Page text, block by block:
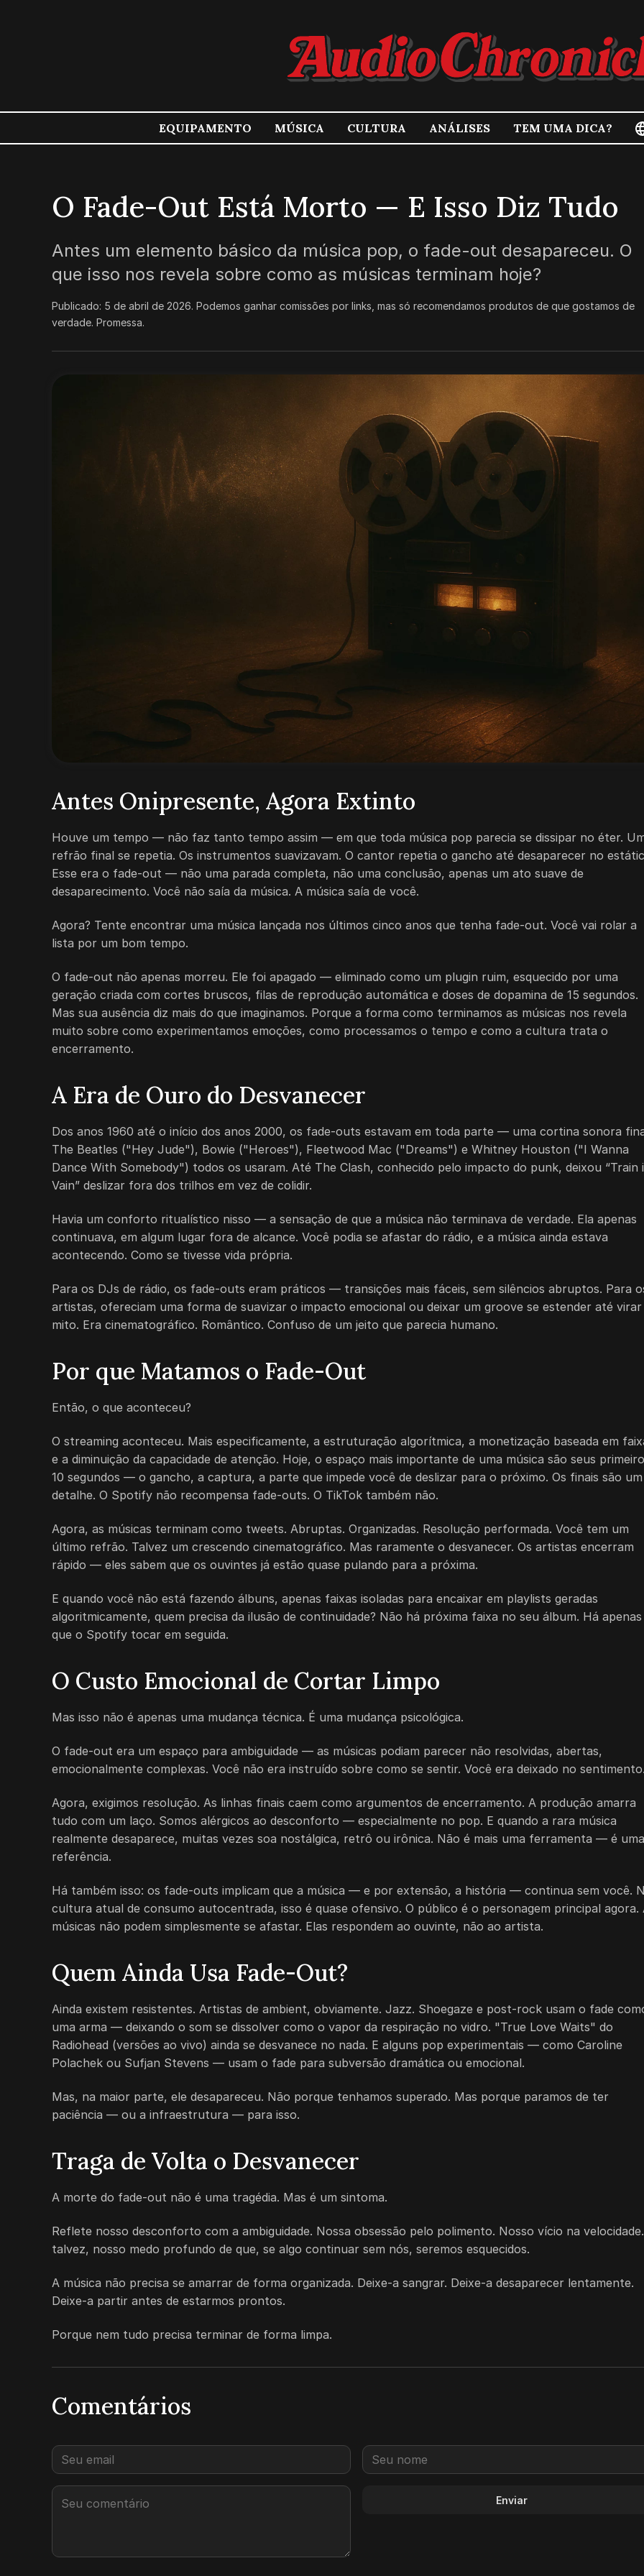
EQUIPAMENTO MÚSICA CULTURA ANÁLISES TEM UMA DICA?
O Fade-Out Está Morto — E Isso Diz Tudo
Antes um elemento básico da música pop, o fade-out desapareceu. O
que isso nos revela sobre como as músicas terminam hoje?
Publicado: 5 de abril de 2026. Podemos ganhar comissões por links, mas só recomendamos produtos de que gostamos de
verdade. Promessa.
Antes Onipresente, Agora Extinto
Houve um tempo — não faz tanto tempo assim — em que toda música pop parecia se dissipar no éter.
refrão final se repetia. Os instrumentos suavizavam. O cantor repetia o gancho até desaparecer no
Esse era o fade-out — não uma parada completa, não uma conclusão, apenas um ato suave de
desaparecimento. Você não saía da música. A música saía de você.
Agora? Tente encontrar uma música lançada nos últimos cinco anos que tenha fade-out. Você vai rolar a
lista por um bom tempo.
O fade-out não apenas morreu. Ele foi apagado — eliminado como um plugin ruim, esquecido por uma
geração criada com cortes bruscos, filas de reprodução automática e doses de dopamina de 15 segundos.
Mas sua ausência diz mais do que imaginamos. Porque a forma como terminamos as músicas nos revela
muito sobre como experimentamos emoções, como processamos o tempo e como a cultura trata o
encerramento.
A Era de Ouro do Desvanecer
Dos anos 1960 até o início dos anos 2000, os fade-outs estavam em toda parte — uma cortina sonora
The Beatles ("Hey Jude"), Bowie ("Heroes"), Fleetwood Mac ("Dreams") e Whitney Houston ("I Wanna
Dance With Somebody") todos os usaram. Até The Clash, conhecido pelo impacto do punk, deixou “Train
Vain” deslizar fora dos trilhos em vez de colidir.
Havia um conforto ritualístico nisso — a sensação de que a música não terminava de verdade. Ela apenas
continuava, em algum lugar fora de alcance. Você podia se afastar do rádio, e a música ainda estava
acontecendo. Como se tivesse vida própria.
Para os DJs de rádio, os fade-outs eram práticos — transições mais fáceis, sem silêncios abruptos. Para
artistas, ofereciam uma forma de suavizar o impacto emocional ou deixar um groove se estender até virar
mito. Era cinematográfico. Romântico. Confuso de um jeito que parecia humano.
Por que Matamos o Fade-Out
Então, o que aconteceu?
O streaming aconteceu. Mais especificamente, a estruturação algorítmica, a monetização baseada em
e a diminuição da capacidade de atenção. Hoje, o espaço mais importante de uma música são seus
10 segundos — o gancho, a captura, a parte que impede você de deslizar para o próximo. Os finais são um
detalhe. O Spotify não recompensa fade-outs. O TikTok também não.
Agora, as músicas terminam como tweets. Abruptas. Organizadas. Resolução performada. Você tem um
último refrão. Talvez um crescendo cinematográfico. Mas raramente o desvanecer. Os artistas encerram
rápido — eles sabem que os ouvintes já estão quase pulando para a próxima.
E quando você não está fazendo álbuns, apenas faixas isoladas para encaixar em playlists geradas
algoritmicamente, quem precisa da ilusão de continuidade? Não há próxima faixa no seu álbum. Há
que o Spotify tocar em seguida.
O Custo Emocional de Cortar Limpo
Mas isso não é apenas uma mudança técnica. É uma mudança psicológica.
O fade-out era um espaço para ambiguidade — as músicas podiam parecer não resolvidas, abertas,
emocionalmente complexas. Você não era instruído sobre como se sentir. Você era deixado no
Agora, exigimos resolução. As linhas finais caem como argumentos de encerramento. A produção amarra
tudo com um laço. Somos alérgicos ao desconforto — especialmente no pop. E quando a rara música
realmente desaparece, muitas vezes soa nostálgica, retrô ou irônica. Não é mais uma ferramenta — é uma
referência.
Há também isso: os fade-outs implicam que a música — e por extensão, a história — continua sem você.
cultura atual de consumo autocentrada, isso é quase ofensivo. O público é o personagem principal agora.
músicas não podem simplesmente se afastar. Elas respondem ao ouvinte, não ao artista.
Quem Ainda Usa Fade-Out?
Ainda existem resistentes. Artistas de ambient, obviamente. Jazz. Shoegaze e post-rock usam o fade
uma arma — deixando o som se dissolver como o vapor da respiração no vidro. "True Love Waits" do
Radiohead (versões ao vivo) ainda se desvanece no nada. E alguns pop experimentais — como Caroline
Polachek ou Sufjan Stevens — usam o fade para subversão dramática ou emocional.
Mas, na maior parte, ele desapareceu. Não porque tenhamos superado. Mas porque paramos de ter
paciência — ou a infraestrutura — para isso.
Traga de Volta o Desvanecer
A morte do fade-out não é uma tragédia. Mas é um sintoma.
Reflete nosso desconforto com a ambiguidade. Nossa obsessão pelo polimento. Nosso vício na
talvez, nosso medo profundo de que, se algo continuar sem nós, seremos esquecidos.
A música não precisa se amarrar de forma organizada. Deixe-a sangrar. Deixe-a desaparecer lentamente.
Deixe-a partir antes de estarmos prontos.
Porque nem tudo precisa terminar de forma limpa.
Comentários
Enviar